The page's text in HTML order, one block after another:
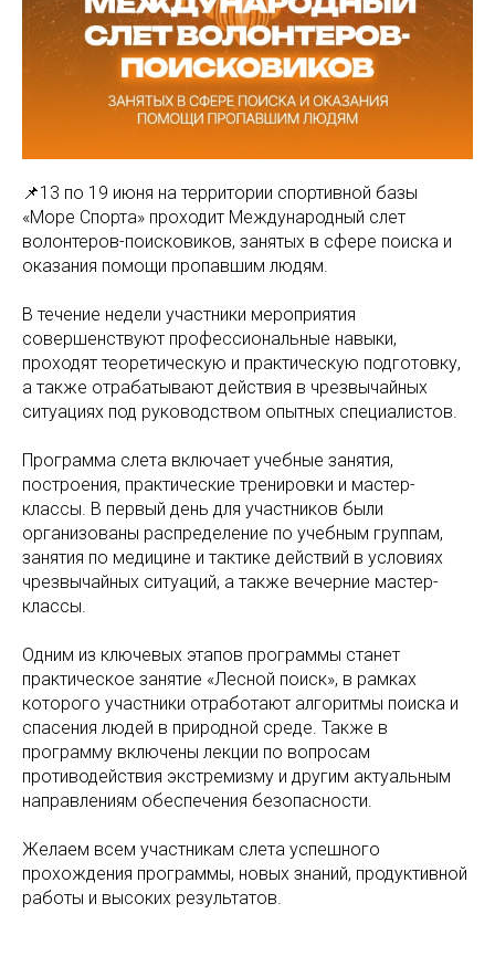
📌13 по 19 июня на территории спортивной базы
«Море Спорта» проходит Международный слет
волонтеров-поисковиков, занятых в сфере поиска и
оказания помощи пропавшим людям.
В течение недели участники мероприятия
совершенствуют профессиональные навыки,
проходят теоретическую и практическую подготовку,
а также отрабатывают действия в чрезвычайных
ситуациях под руководством опытных специалистов.
Программа слета включает учебные занятия,
построения, практические тренировки и мастер-
классы. В первый день для участников были
организованы распределение по учебным группам,
занятия по медицине и тактике действий в условиях
чрезвычайных ситуаций, а также вечерние мастер-
классы.
Одним из ключевых этапов программы станет
практическое занятие «Лесной поиск», в рамках
которого участники отработают алгоритмы поиска и
спасения людей в природной среде. Также в
программу включены лекции по вопросам
противодействия экстремизму и другим актуальным
направлениям обеспечения безопасности.
Желаем всем участникам слета успешного
прохождения программы, новых знаний, продуктивной
работы и высоких результатов.